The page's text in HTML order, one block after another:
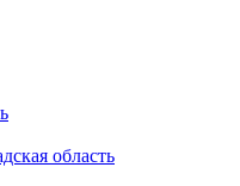
область